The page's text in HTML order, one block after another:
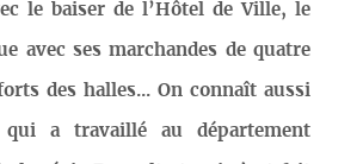
le baiser de l’Hôtel de Ville, le
avec ses marchandes de quatre
des halles... On connaît aussi
qui a travaillé au département